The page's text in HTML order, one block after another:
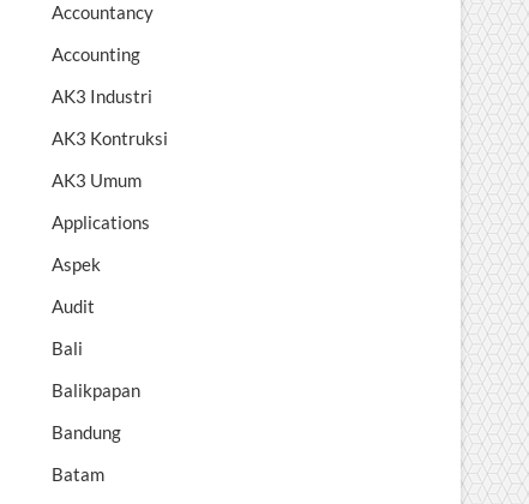
Accountancy
Accounting
AK3 Industri
AK3 Kontruksi
AK3 Umum
Applications
Aspek
Audit
Bali
Balikpapan
Bandung
Batam